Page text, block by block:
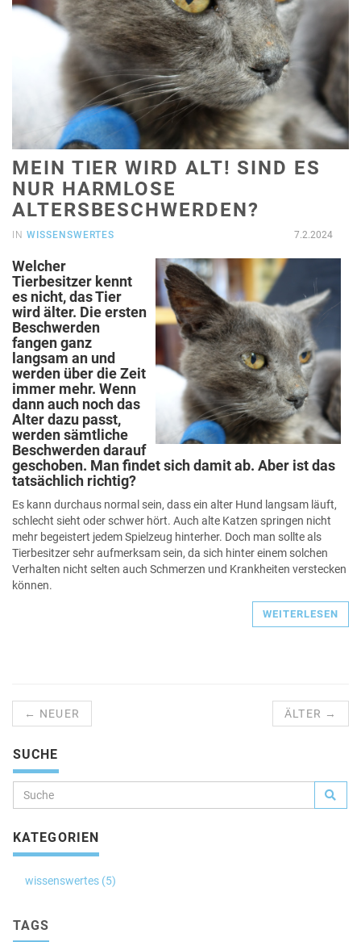
MEIN TIER WIRD ALT! SIND ES
NUR HARMLOSE
ALTERSBESCHWERDEN?
IN WISSENSWERTES 7.2.2024
Welcher
Tierbesitzer kennt
es nicht, das Tier
wird älter. Die ersten
Beschwerden
fangen ganz
langsam an und
werden über die Zeit
immer mehr. Wenn
dann auch noch das
Alter dazu passt,
werden sämtliche
Beschwerden darauf
geschoben. Man findet sich damit ab. Aber ist das
tatsächlich richtig?
Es kann durchaus normal sein, dass ein alter Hund langsam läuft,
schlecht sieht oder schwer hört. Auch alte Katzen springen nicht
mehr begeistert jedem Spielzeug hinterher. Doch man sollte als
Tierbesitzer sehr aufmerksam sein, da sich hinter einem solchen
Verhalten nicht selten auch Schmerzen und Krankheiten verstecken
können.
WEITERLESEN
← NEUER ÄLTER →
SUCHE
KATEGORIEN
wissenswertes (5)
TAGS